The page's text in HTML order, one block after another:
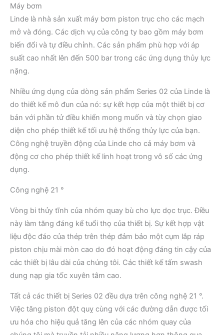
Máy bơm
Linde là nhà sản xuất máy bơm piston trục cho các mạch
mở và đóng. Các dịch vụ của công ty bao gồm máy bơm
biến đổi và tự điều chỉnh. Các sản phẩm phù hợp với áp
suất cao nhất lên đến 500 bar trong các ứng dụng thủy lực
nặng.
Nhiều ứng dụng của dòng sản phẩm Series 02 của Linde là
do thiết kế mô đun của nó: sự kết hợp của một thiết bị cơ
bản với phần tử điều khiển mong muốn và tùy chọn giao
diện cho phép thiết kế tối ưu hệ thống thủy lực của bạn.
Công nghệ truyền động của Linde cho cả máy bơm và
động cơ cho phép thiết kế linh hoạt trong vô số các ứng
dụng.
Công nghệ 21 °
Vòng bi thủy tĩnh của nhóm quay bù cho lực dọc trục. Điều
này làm tăng đáng kể tuổi thọ của thiết bị. Sự kết hợp vật
liệu độc đáo của thép trên thép đảm bảo một cụm lắp ráp
piston chịu mài mòn cao do đó hoạt động đáng tin cậy của
các thiết bị lâu dài của chúng tôi. Các thiết kế tấm swash
dung nạp gia tốc xuyên tâm cao.
Tất cả các thiết bị Series 02 đều dựa trên công nghệ 21 °.
Việc tăng piston đột quỵ cùng với các đường dẫn được tối
ưu hóa cho hiệu quả tăng lên của các nhóm quay của